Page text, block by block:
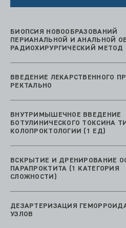
БИОПСИЯ НОВООБРАЗОВАНИЙ
ПЕРИАНАЛЬНОЙ И АНАЛЬНОЙ
РАДИОХИРУРГИЧЕСКИЙ МЕТОД
ВВЕДЕНИЕ ЛЕКАРСТВЕННОГО
РЕКТАЛЬНО
ВНУТРИМЫШЕЧНОЕ ВВЕДЕНИЕ
БОТУЛИНИЧЕСКОГО ТОКСИНА
КОЛОПРОКТОЛОГИИ (1 ЕД)
ВСКРЫТИЕ И ДРЕНИРОВАНИЕ
ПАРАПРОКТИТА (1 КАТЕГОРИЯ
СЛОЖНОСТИ)
ДЕЗАРТЕРИЗАЦИЯ
УЗЛОВ